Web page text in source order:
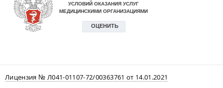
Лицензия № Л041-01107-72/00363761 от 14.01.2021